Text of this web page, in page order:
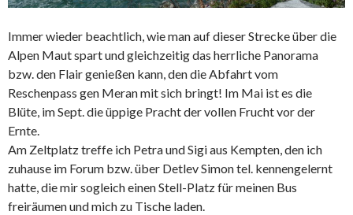
Immer wieder beachtlich, wie man auf dieser Strecke über die
Alpen Maut spart und gleichzeitig das herrliche Panorama
bzw. den Flair genießen kann, den die Abfahrt vom
Reschenpass gen Meran mit sich bringt! Im Mai ist es die
Blüte, im Sept. die üppige Pracht der vollen Frucht vor der
Ernte.
Am Zeltplatz treffe ich Petra und Sigi aus Kempten, den ich
zuhause im Forum bzw. über Detlev Simon tel. kennengelernt
hatte, die mir sogleich einen Stell-Platz für meinen Bus
freiräumen und mich zu Tische laden.